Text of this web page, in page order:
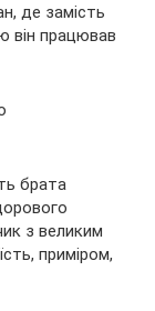
де замість
він працював
брата
з великим
приміром,